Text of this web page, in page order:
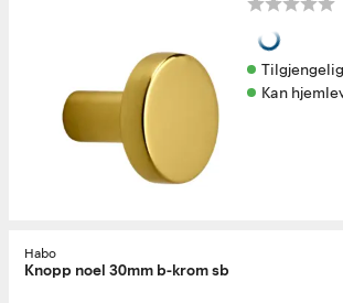
Kan
Habo
Knopp noel 30mm b-krom sb